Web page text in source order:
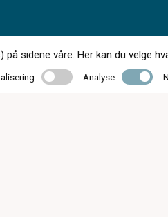
sidene våre. Her kan du velge
Analyse Analyse Nødvendig